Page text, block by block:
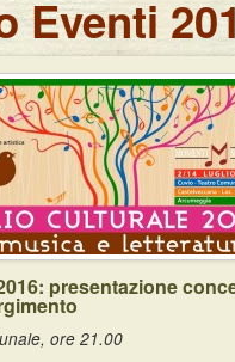
Pisoni
Eventi
presentazione
ore 21.00